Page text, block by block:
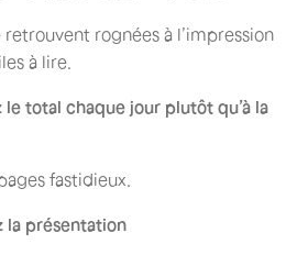
rognées à l’impression
à lire.
total chaque jour plutôt qu’à la
fastidieux.
la présentation